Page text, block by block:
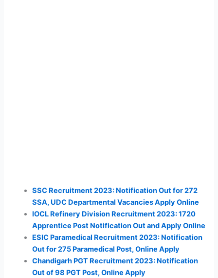
SSC Recruitment 2023: Notification Out for 272
SSA, UDC Departmental Vacancies Apply Online
IOCL Refinery Division Recruitment 2023: 1720
Apprentice Post Notification Out and Apply Online
ESIC Paramedical Recruitment 2023: Notification
Out for 275 Paramedical Post, Online Apply
Chandigarh PGT Recruitment 2023: Notification
Out of 98 PGT Post, Online Apply